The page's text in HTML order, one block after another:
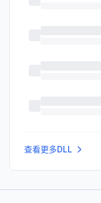
查看更多DLL